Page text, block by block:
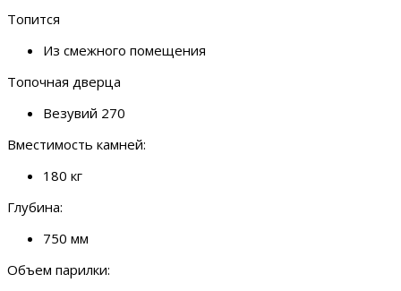
Топится
Из смежного помещения
Топочная дверца
Везувий 270
Вместимость камней:
180 кг
Глубина:
750 мм
Объем парилки: